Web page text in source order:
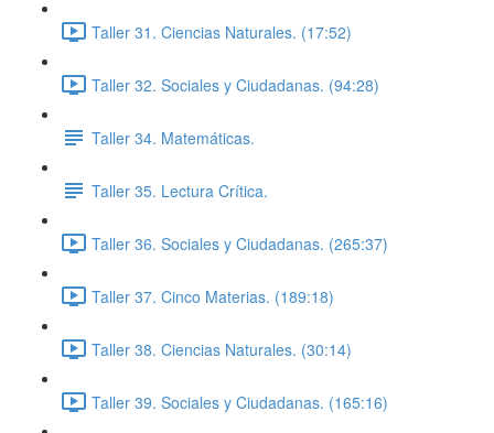
Taller 31. Ciencias Naturales. (17:52)
Taller 32. Sociales y Ciudadanas. (94:28)
Taller 34. Matemáticas.
Taller 35. Lectura Crítica.
Taller 36. Sociales y Ciudadanas. (265:37)
Taller 37. Cinco Materias. (189:18)
Taller 38. Ciencias Naturales. (30:14)
Taller 39. Sociales y Ciudadanas. (165:16)